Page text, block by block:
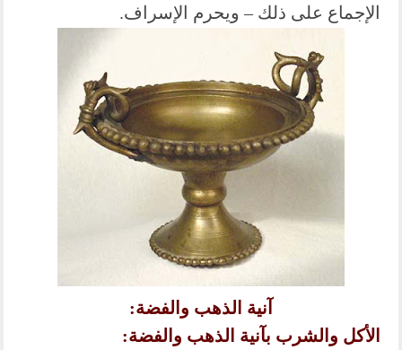
الإجماع على ذلك – ويحرم الإسراف.
آنية الذهب والفضة:
الأكل والشرب بآنية الذهب والفضة: